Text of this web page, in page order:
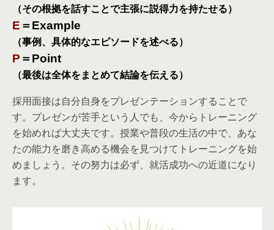
（その根拠を話すことで主張に説得力を持たせる）
E ＝Example
（事例、具体的なエピソードを述べる）
P ＝Point
（最後は全体をまとめて結論を伝える）
採用面接は自分自身をプレゼンテーションすることで
す。プレゼンが苦手という人でも、今からトレーニング
を始めれば大丈夫です。授業や普段の生活の中で、あな
たの能力を磨き高める機会を見つけてトレーニングを始
めましょう。その努力は必ず、就活成功への近道になり
ます。